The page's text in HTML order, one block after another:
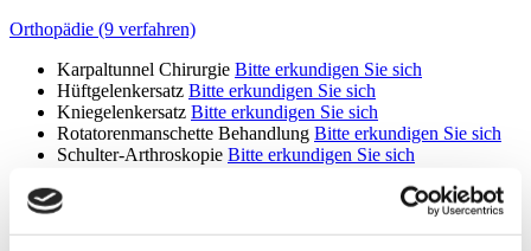
Orthopädie (9 verfahren)
Karpaltunnel Chirurgie Bitte erkundigen Sie sich
Hüftgelenkersatz Bitte erkundigen Sie sich
Kniegelenkersatz Bitte erkundigen Sie sich
Rotatorenmanschette Behandlung Bitte erkundigen Sie sich
Schulter-Arthroskopie Bitte erkundigen Sie sich
Orthopädie
Gliedmaßenverlängerung
Bitte erkundigen Sie sich
Extremitätenverkürzungsoperation Bitte erkundigen Sie sich